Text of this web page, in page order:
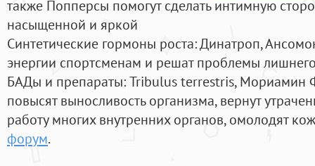
также Попперсы помогут сделать интимную
насыщенной и яркой
Синтетические гормоны роста: Динатроп,
энергии спортсменам и решат проблемы
БАДы и препараты:Tribulus terrestris, Мориамин
повысят выносливость организма, вернут
работу многих внутренних органов, омолодят
форум.